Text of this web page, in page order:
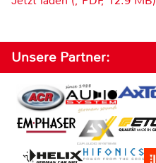
Unsere Partner: